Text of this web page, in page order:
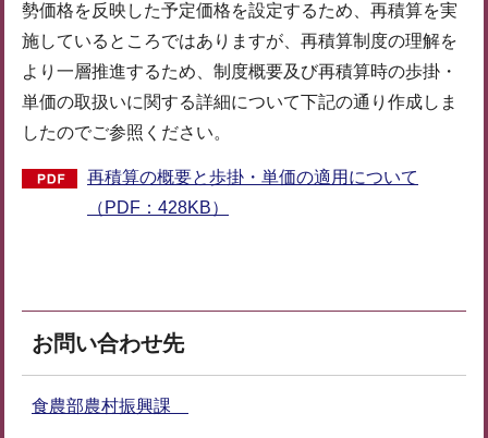
勢価格を反映した予定価格を設定するため、再積算を実
施しているところではありますが、再積算制度の理解を
より一層推進するため、制度概要及び再積算時の歩掛・
単価の取扱いに関する詳細について下記の通り作成しま
したのでご参照ください。
再積算の概要と歩掛・単価の適用について
（PDF：428KB）
お問い合わせ先
食農部農村振興課